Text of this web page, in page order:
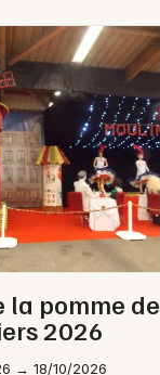
la pomme de
2026
→ 18/10/2026